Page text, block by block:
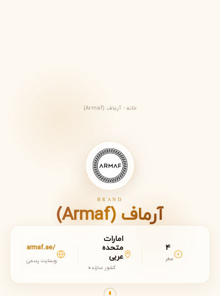
خانه - آرماف (Armaf)
BRAND
آرماف (Armaf)
4
عطر
امارات
متحده
عربی
کشور سازنده
armaf.ae/
وبسایت رسمی